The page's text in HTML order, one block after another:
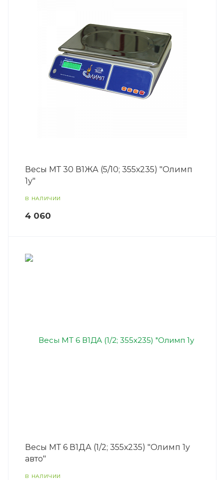
Весы МТ 30 В1ЖА (5/10; 355х235) "Олимп
1у"
В НАЛИЧИИ
4 060
Весы МТ 6 В1ДА (1/2; 355х235) "Олимп 1у
авто"
В НАЛИЧИИ